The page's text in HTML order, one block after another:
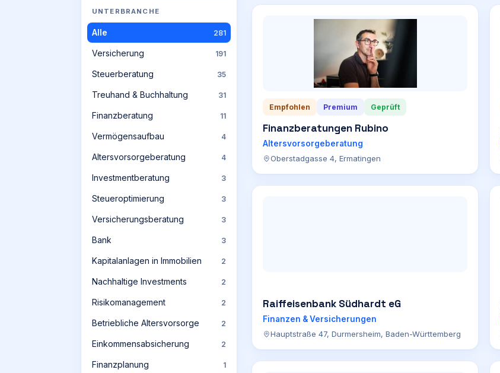
UNTERBRANCHE
Alle 281
Versicherung 191
Steuerberatung 35
Treuhand & Buchhaltung 31
Finanzberatung 11
Vermögensaufbau 4
Altersvorsorgeberatung 4
Investmentberatung 3
Steueroptimierung 3
Versicherungsberatung 3
Bank 3
Kapitalanlagen in Immobilien 2
Nachhaltige Investments 2
Risikomanagement 2
Betriebliche Altersvorsorge 2
Einkommensabsicherung 2
Finanzplanung 1
Empfohlen Premium Geprüft
Finanzberatungen Rubino
Altersvorsorgeberatung
Oberstadgasse 4, Ermatingen
Raiffeisenbank Südhardt eG
Finanzen & Versicherungen
Hauptstraße 47, Durmersheim, Baden-Württemberg